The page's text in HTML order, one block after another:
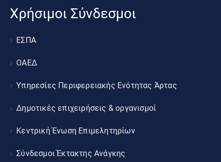
Χρήσιμοι Σύνδεσμοι
ΕΣΠΑ
ΟΑΕΔ
Υπηρεσίες Περιφερειακής Ενότητας Άρτας
Δημοτικές επιχειρήσεις & οργανισμοί
Κεντρική Ένωση Επιμελητηρίων
Σύνδεσμοι Έκτακτης Ανάγκης